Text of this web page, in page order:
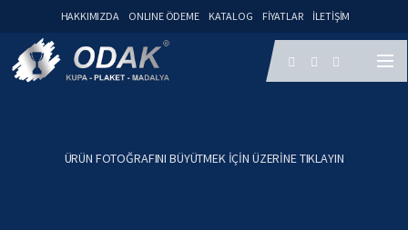
HAKKIMIZDA ONLINE ÖDEME KATALOG FIYATLAR İLETIŞIM
ÜRÜN FOTOĞRAFINI BÜYÜTMEK IÇIN ÜZERINE TIKLAYIN